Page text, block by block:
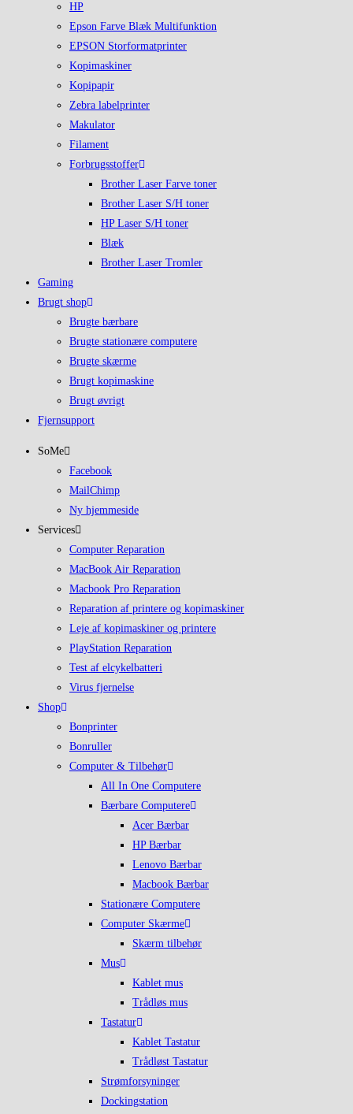
HP
Epson Farve Blæk Multifunktion
EPSON Storformatprinter
Kopimaskiner
Kopipapir
Zebra labelprinter
Makulator
Filament
Forbrugsstoffer
Brother Laser Farve toner
Brother Laser S/H toner
HP Laser S/H toner
Blæk
Brother Laser Tromler
Gaming
Brugt shop
Brugte bærbare
Brugte stationære computere
Brugte skærme
Brugt kopimaskine
Brugt øvrigt
Fjernsupport
SoMe
Facebook
MailChimp
Ny hjemmeside
Services
Computer Reparation
MacBook Air Reparation
Macbook Pro Reparation
Reparation af printere og kopimaskiner
Leje af kopimaskiner og printere
PlayStation Reparation
Test af elcykelbatteri
Virus fjernelse
Shop
Bonprinter
Bonruller
Computer & Tilbehør
All In One Computere
Bærbare Computere
Acer Bærbar
HP Bærbar
Lenovo Bærbar
Macbook Bærbar
Stationære Computere
Computer Skærme
Skærm tilbehør
Mus
Kablet mus
Trådløs mus
Tastatur
Kablet Tastatur
Trådløst Tastatur
Strømforsyninger
Dockingstation